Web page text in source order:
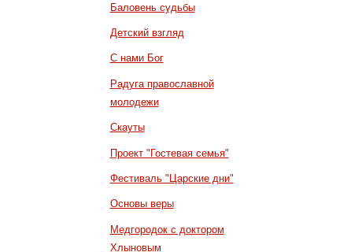
Баловень судьбы
Детский взгляд
С нами Бог
Радуга православной
молодежи
Скауты
Проект "Гостевая семья"
Фестиваль "Царские дни"
Основы веры
Медгородок с доктором
Хлыновым